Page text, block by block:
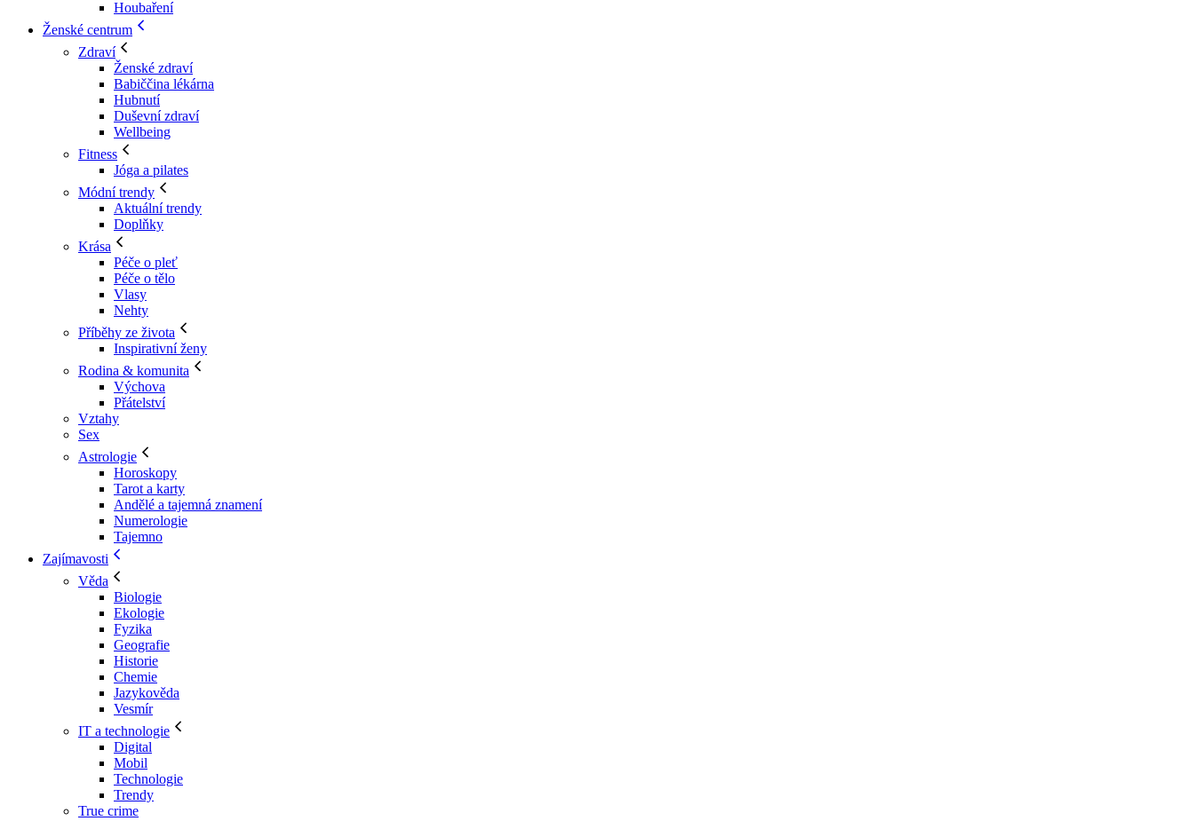
Houbaření
Ženské centrum
Zdraví
Ženské zdraví
Babiččina lékárna
Hubnutí
Duševní zdraví
Wellbeing
Fitness
Jóga a pilates
Módní trendy
Aktuální trendy
Doplňky
Krása
Péče o pleť
Péče o tělo
Vlasy
Nehty
Příběhy ze života
Inspirativní ženy
Rodina & komunita
Výchova
Přátelství
Vztahy
Sex
Astrologie
Horoskopy
Tarot a karty
Andělé a tajemná znamení
Numerologie
Tajemno
Zajímavosti
Věda
Biologie
Ekologie
Fyzika
Geografie
Historie
Chemie
Jazykověda
Vesmír
IT a technologie
Digital
Mobil
Technologie
Trendy
True crime